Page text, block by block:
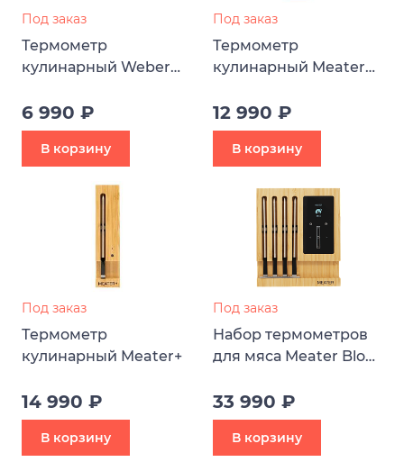
Под заказ
Термометр
кулинарный Weber
6 990 ₽
В корзину
Под заказ
Термометр
кулинарный Meater
12 990 ₽
В корзину
Под заказ
Термометр
кулинарный Meater+
14 990 ₽
В корзину
Под заказ
Набор термометров
для мяса Meater Block
33 990 ₽
В корзину